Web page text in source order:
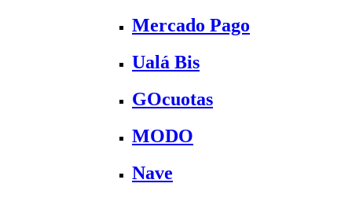
Mercado Pago
Ualá Bis
GOcuotas
MODO
Nave